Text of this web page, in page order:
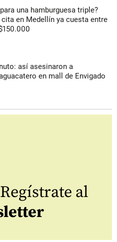
una hamburguesa triple?
cita en Medellín ya cuesta entre
así asesinaron a
en mall de Envigado
Regístrate al